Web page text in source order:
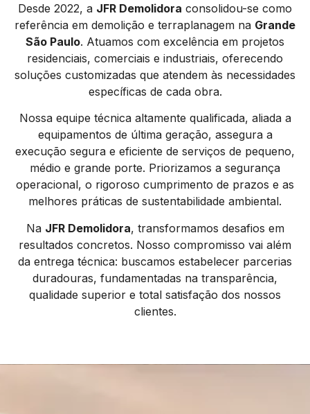
Desde 2022, a JFR Demolidora consolidou-se como
referência em demolição e terraplanagem na Grande
São Paulo. Atuamos com excelência em projetos
residenciais, comerciais e industriais, oferecendo
soluções customizadas que atendem às necessidades
específicas de cada obra.
Nossa equipe técnica altamente qualificada, aliada a
equipamentos de última geração, assegura a
execução segura e eficiente de serviços de pequeno,
médio e grande porte. Priorizamos a segurança
operacional, o rigoroso cumprimento de prazos e as
melhores práticas de sustentabilidade ambiental.
Na JFR Demolidora, transformamos desafios em
resultados concretos. Nosso compromisso vai além
da entrega técnica: buscamos estabelecer parcerias
duradouras, fundamentadas na transparência,
qualidade superior e total satisfação dos nossos
clientes.